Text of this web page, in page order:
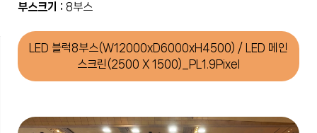
부스크기 : 8부스
LED 블럭8부스(W12000xD6000xH4500) / LED 메인
스크린(2500 X 1500)_PL1.9Pixel